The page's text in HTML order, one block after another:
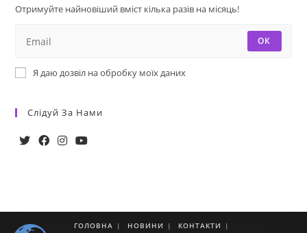
Отримуйте найновіший вміст кілька разів на місяць!
ОК
Я даю дозвіл на обробку моїх даних
Слідуй За Нами
ГОЛОВНА НОВИНИ КОНТАКТИ